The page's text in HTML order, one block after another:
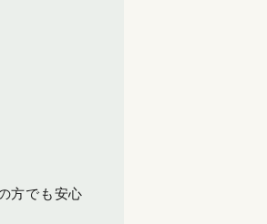
方でも安心